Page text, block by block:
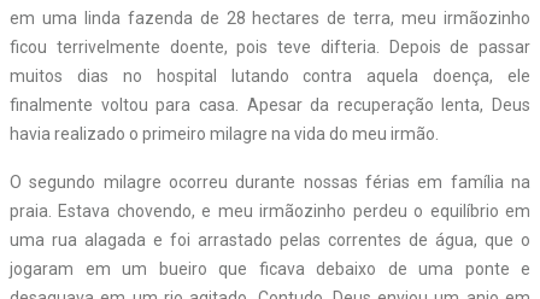
em uma linda fazenda de 28 hectares de terra, meu irmãozinho
ficou terrivelmente doente, pois teve difteria. Depois de passar
muitos dias no hospital lutando contra aquela doença, ele
finalmente voltou para casa. Apesar da recuperação lenta, Deus
havia realizado o primeiro milagre na vida do meu irmão.
O segundo milagre ocorreu durante nossas férias em família na
praia. Estava chovendo, e meu irmãozinho perdeu o equilíbrio em
uma rua alagada e foi arrastado pelas correntes de água, que o
jogaram em um bueiro que ficava debaixo de uma ponte e